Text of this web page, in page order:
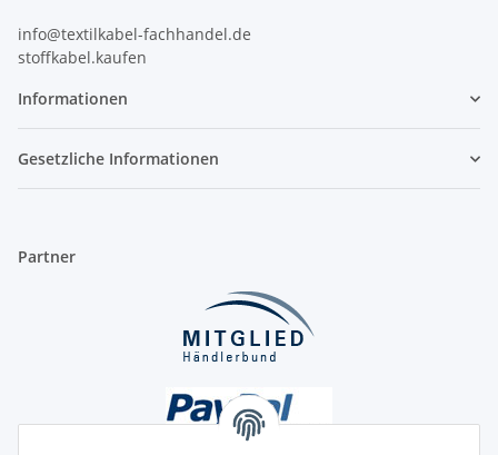
info@textilkabel-fachhandel.de
stoffkabel.kaufen
Informationen
Gesetzliche Informationen
Partner